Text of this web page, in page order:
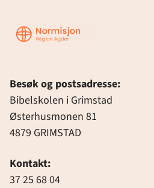
Region
Agder
Besøk og postsadresse:
Bibelskolen i Grimstad
Østerhusmonen 81
4879 GRIMSTAD
Kontakt:
37 25 68 04